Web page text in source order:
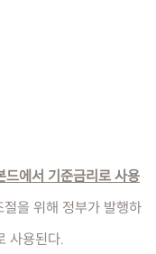
에서 기준금리로 사용
을 위해 정부가 발행하
사용된다.